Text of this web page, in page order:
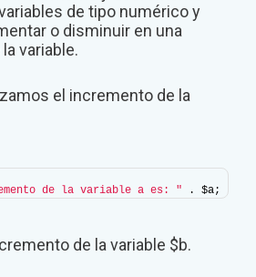
de tipo numérico y
o disminuir en una
variable.
el incremento de la
de la variable a es: " . $a;
de la variable $b.